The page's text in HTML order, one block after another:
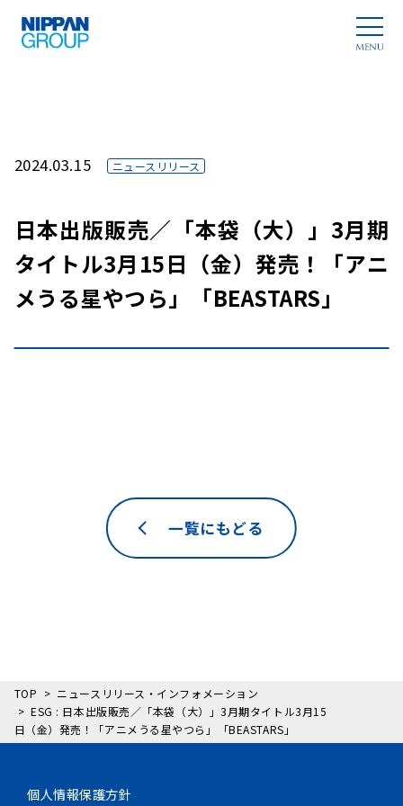
2024.03.15 ニュースリリース
日本出版販売／「本袋（大）」3月期
タイトル3月15日（金）発売！「アニ
メうる星やつら」「BEASTARS」
一覧にもどる
TOP
ニュースリリース・インフォメーション
ESG : 日本出版販売／「本袋（大）」3月期タイトル3月15
日（金）発売！「アニメうる星やつら」「BEASTARS」
個人情報保護方針